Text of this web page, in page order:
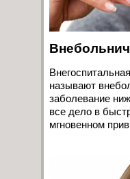
называют
заболевание
все дело в
мгновенном